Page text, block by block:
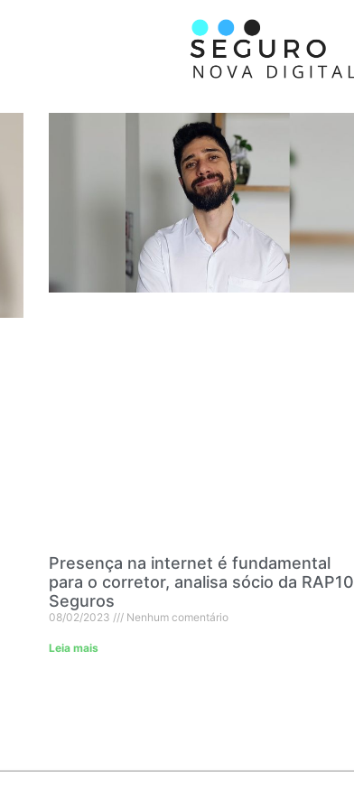
Presença na internet é fundamental
para o corretor, analisa sócio da RAP10
Seguros
08/02/2023 Nenhum comentário
Leia mais